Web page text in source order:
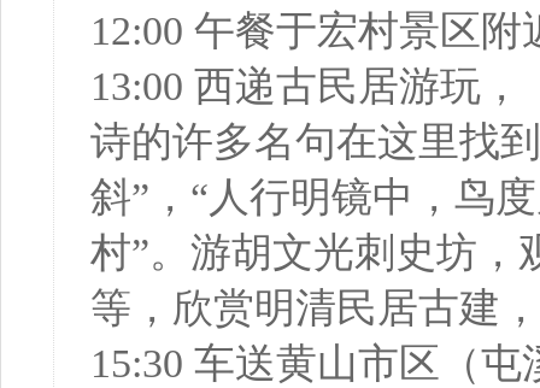
12:00 午餐于宏村景区
13:00 西递古民居游玩，
诗的许多名句在这里找
斜”，“人行明镜中，鸟
村”。游胡文光刺史坊，
等，欣赏明清民居古建
15:30 车送黄山市区（